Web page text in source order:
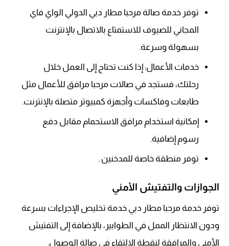
توفر خدمة صالة مرحبا مطار دبي الدولي الواي فاي
المجاني للضيوف للاستمتاع بالاتصال بالإنترنت
بسهولة وسرعة.
خدمات الأعمال: إذا كنت تحتاج إلى العمل خلال
رحلتك، فستجد في صالات مرحبا مرافق للأعمال مثل
طابعات وفاكسات وأجهزة كمبيوتر متصلة بالإنترنت.
إمكانية استخدام مرافق الاستحمام مقابل دفع
رسوم إضافية.
توفر منطقة خاصة للمدخنين .
الجوازات والتفتيش الأمني
توفر خدمة مرحبا مطار دبي خدمة تخليص الإجراءات بسرعة
ودون الانتظار الممل في الطوابير، بالإضافة إلى التفتيش
الأمني والمرافقة لنقطة الالتقاء في صالة الوصول.